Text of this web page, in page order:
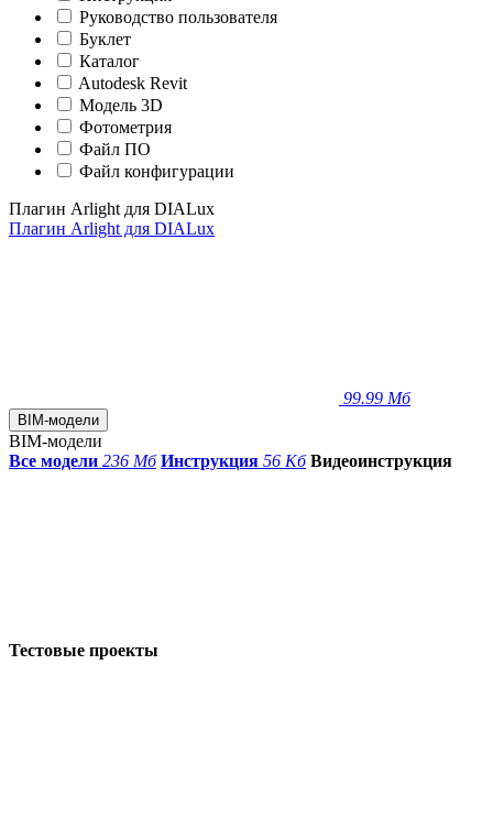
Руководство пользователя
Буклет
Каталог
Autodesk Revit
Модель 3D
Фотометрия
Файл ПО
Файл конфигурации
Плагин Arlight для DIALux
Плагин Arlight для DIALux
99.99 Мб
BIM-модели
BIM-модели
Все модели 236 Мб Инструкция 56 Кб Видеоинструкция
Тестовые проекты